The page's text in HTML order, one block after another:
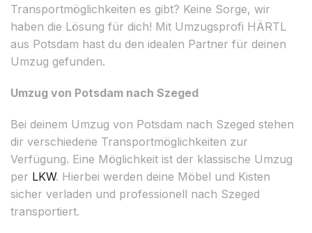
Transportmöglichkeiten es gibt? Keine Sorge, wir
haben die Lösung für dich! Mit Umzugsprofi HÄRTL
aus Potsdam hast du den idealen Partner für deinen
Umzug gefunden.
Umzug von Potsdam nach Szeged
Bei deinem Umzug von Potsdam nach Szeged stehen
dir verschiedene Transportmöglichkeiten zur
Verfügung. Eine Möglichkeit ist der klassische Umzug
per LKW. Hierbei werden deine Möbel und Kisten
sicher verladen und professionell nach Szeged
transportiert.